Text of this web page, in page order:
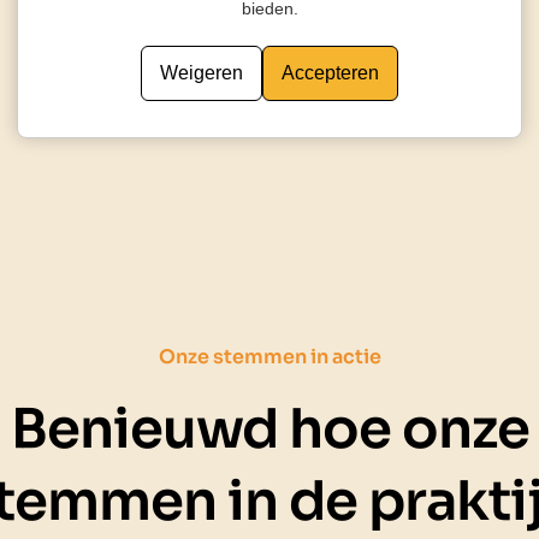
Onze stemmen in actie
Benieuwd hoe onze
in de
bieden.
Weigeren Accepteren